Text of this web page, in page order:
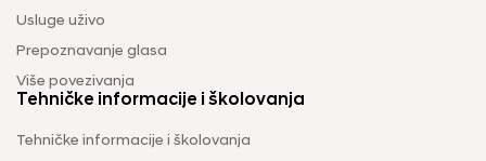
Usluge uživo
Prepoznavanje glasa
Više povezivanja
Tehničke informacije i školovanja
Tehničke informacije i školovanja